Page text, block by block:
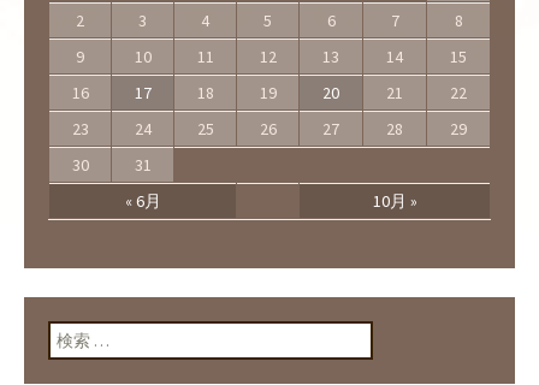
« 6月 10月 »
2
3 4 5 6 7
8
9
10 11 12 13 14
15
16
17 18 19 20 21
22
23
24 25 26 27 28
29
30
31
検索: